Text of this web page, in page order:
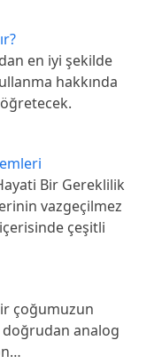
en iyi şekilde
hakkında
Bir Gereklilik
vazgeçilmez
çeşitli
çoğumuzun
doğrudan analog